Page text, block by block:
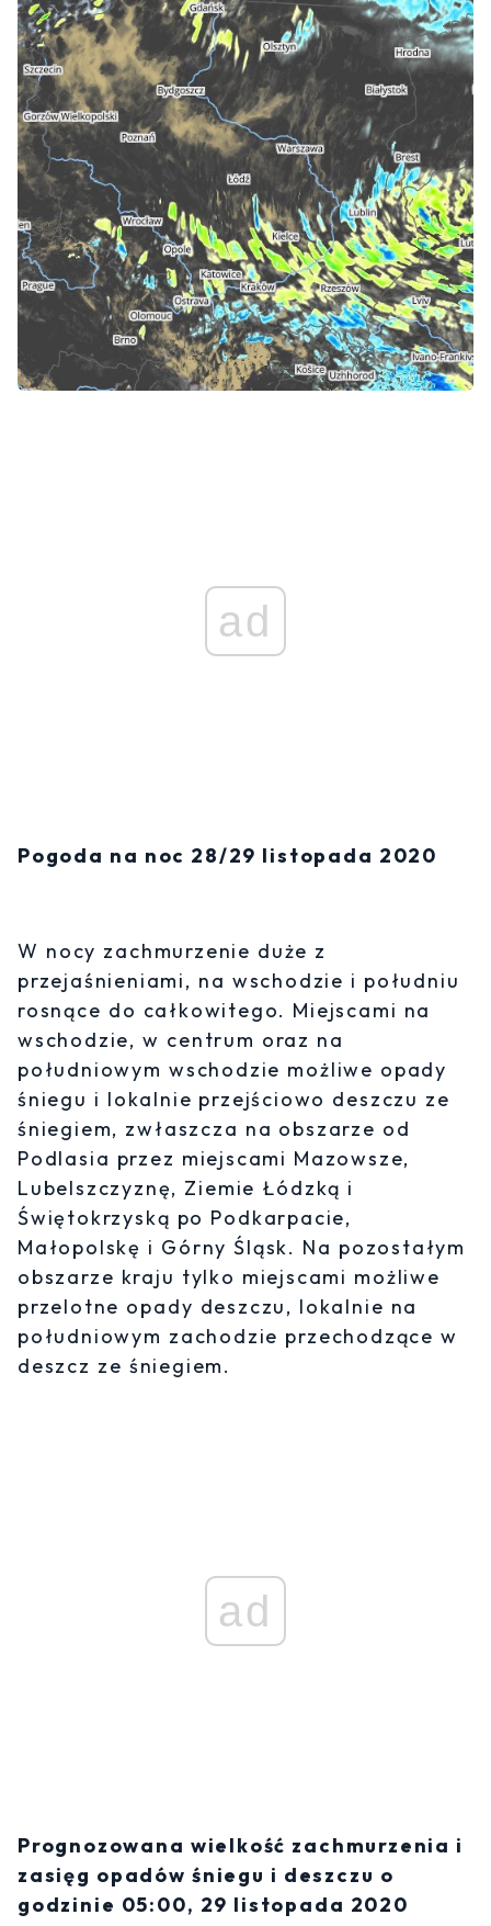
ad
Pogoda na noc 28/29 listopada 2020
W nocy zachmurzenie duże z
przejaśnieniami, na wschodzie i południu
rosnące do całkowitego. Miejscami na
wschodzie, w centrum oraz na
południowym wschodzie możliwe opady
śniegu i lokalnie przejściowo deszczu ze
śniegiem, zwłaszcza na obszarze od
Podlasia przez miejscami Mazowsze,
Lubelszczyznę, Ziemie Łódzką i
Świętokrzyską po Podkarpacie,
Małopolskę i Górny Śląsk. Na pozostałym
obszarze kraju tylko miejscami możliwe
przelotne opady deszczu, lokalnie na
południowym zachodzie przechodzące w
deszcz ze śniegiem.
ad
Prognozowana wielkość zachmurzenia i
zasięg opadów śniegu i deszczu o
godzinie 05:00, 29 listopada 2020